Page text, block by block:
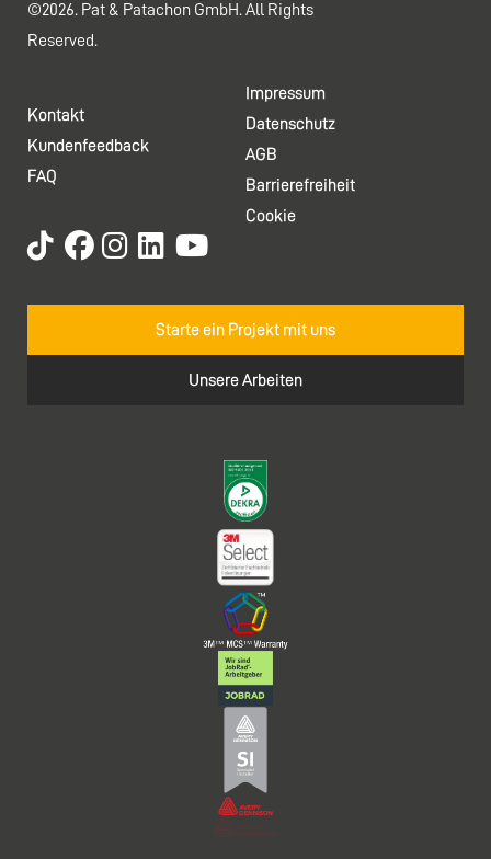
©2026. Pat & Patachon GmbH. All Rights
Reserved.
Kontakt
Kundenfeedback
FAQ
Impressum
Datenschutz
AGB
Barrierefreiheit
Cookie
Starte ein Projekt mit uns
Unsere Arbeiten